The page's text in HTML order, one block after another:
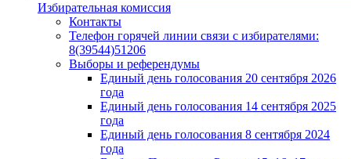
Избирательная комиссия
Контакты
Телефон горячей линии связи с избирателями:
8(39544)51206
Выборы и референдумы
Единый день голосования 20 сентября 2026
года
Единый день голосования 14 сентября 2025
года
Единый день голосования 8 сентября 2024
года